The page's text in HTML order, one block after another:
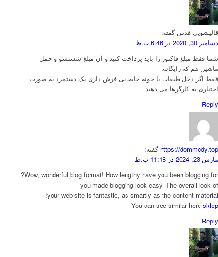
قالیشویی قدس گفته:
دسامبر 30, 2020 در 6:46 ب.ظ
شما فقط مبلغ فاکتور را باید پرداخت کنید و آن مبلغ شستشو و حمل
ماشین هم که رایگانه.
فقط اگر دخل طبقات یا خونه جابجایی فرش داری یک دستمزد به صورت
اختیاری به کارگرها می دهید
Reply
https://dommody.top گفته:
مارس 23, 2024 در 11:18 ب.ظ
Wow, wonderful blog format! How lengthy have you been blogging for?
you made blogging look easy. The overall look of
your web site is fantastic, as smartly as the content material!
You can see similar here sklep
Reply